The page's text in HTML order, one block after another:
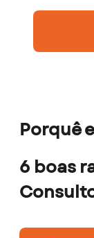
Porquê
6 boas